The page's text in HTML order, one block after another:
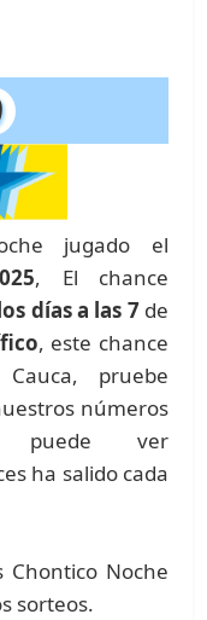
jugado el
, El chance
días a las 7 de
, este chance
pruebe
números
puede ver
ha salido cada
Chontico Noche
sorteos.